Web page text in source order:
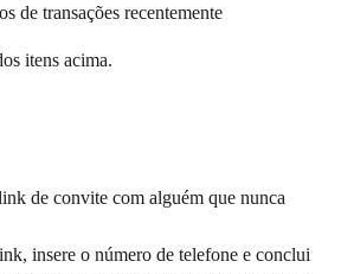
de transações recentemente
itens acima.
de convite com alguém que nunca
insere o número de telefone e conclui